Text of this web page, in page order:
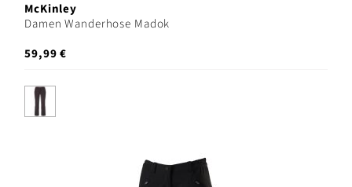
McKinley
Damen Wanderhose Madok
59,99 €